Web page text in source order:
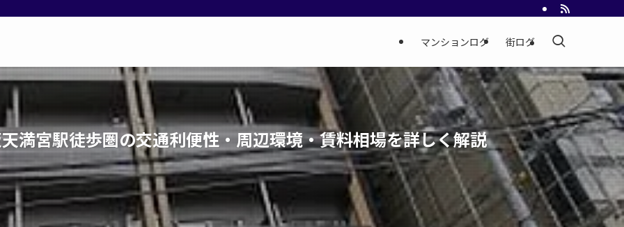
マンションログ 街ログ
満宮駅徒歩圏の交通利便性・周辺環境・賃料相場を詳しく解説